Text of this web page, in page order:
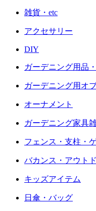
雑貨・etc
アクセサリー
DIY
ガーデニング用品
ガーデニング用オ
オーナメント
ガーデニング家具
フェンス・支柱・
バカンス・アウト
キッズアイテム
日傘・バッグ